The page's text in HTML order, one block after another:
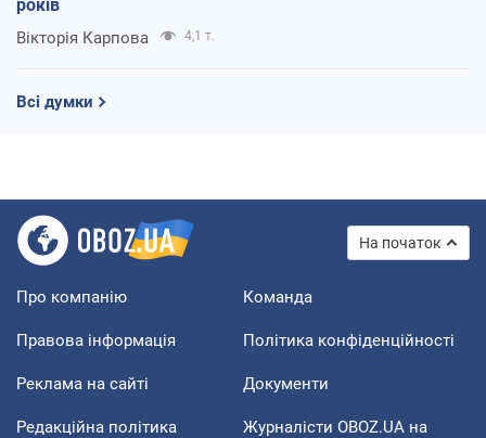
років
Вікторія Карпова 4,1 т.
Всі думки
На початок
Про компанію Команда
Правова інформація Політика конфіденційності
Реклама на сайті Документи
Редакційна політика
Журналісти OBOZ.UA на